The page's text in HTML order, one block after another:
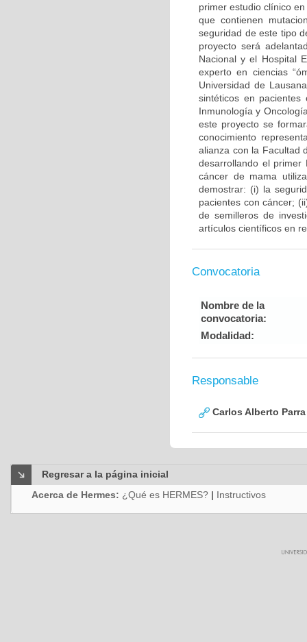
primer estudio clínico
que contienen
seguridad de este tipo
proyecto será
Nacional y el Hospital
experto en ciencias
Universidad de
sintéticos en pacientes
Inmunología y
este proyecto se
conocimiento
alianza con la Facultad
desarrollando el primer
cáncer de mama
demostrar: (i) la
pacientes con cáncer;
de semilleros de
artículos científicos en
Convocatoria
Nombre de la
convocatoria:
Modalidad:
Responsable
Carlos Alberto
Regresar a la página inicial
Acerca de Hermes: ¿Qué es HERMES? | Instructivos